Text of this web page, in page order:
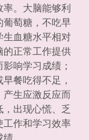
。大脑能够利
葡萄糖，不吃早
血糖水平相对
正常工作提供
响学习成绩；
餐吃得不足，
生应激反应而
出现心慌、乏
工作和学习效率